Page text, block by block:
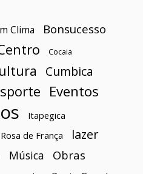
Clima Bonsucesso
Cocaia
Cumbica
Eventos
Itapegica
de França
lazer
Música Obras